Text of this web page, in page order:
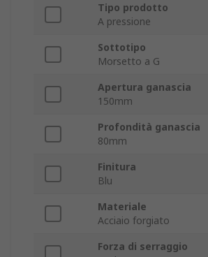
Tipo prodotto
A pressione
Sottotipo
Morsetto a G
Apertura ganascia
150mm
Profondità ganascia
80mm
Finitura
Blu
Materiale
Acciaio forgiato
Forza di serraggio